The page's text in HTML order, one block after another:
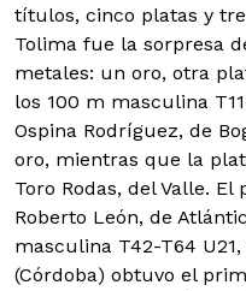
títulos, cinco platas y
Tolima fue la sorpresa
metales: un oro, otra
los 100 m masculina
Ospina Rodríguez, de
oro, mientras que la
Toro Rodas, del Valle.
Roberto León, de
masculina T42-T64
(Córdoba) obtuvo el